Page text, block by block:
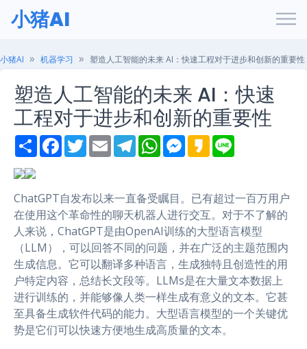
小猪AI
小猪AI 机器学习 塑造人工智能的未来 AI：快速工程对于进步和创新的重要性
塑造人工智能的未来 AI：快速
工程对于进步和创新的重要性
S
h
F
a
o
o
k
T
w
e
r
E
m
T
e
r
a
m
W
h
A
p
p
M
e
e
r
K
a
ChatGPT自发布以来一直备受瞩目。已有超过一百万用户
在使用这个革命性的聊天机器人进行交互。对于不了解的
人来说，ChatGPT是由OpenAI训练的大型语言模型
（LLM），可以回答不同的问题，并在广泛的主题范围内
生成信息。它可以翻译多种语言，生成独特且创造性的用
户特定内容，总结长文段等。LLMs是在大量文本数据上
进行训练的，并能够像人类一样生成有意义的文本。它甚
至具备生成软件代码的能力。大型语言模型的一个关键优
势是它们可以快速方便地生成高质量的文本。